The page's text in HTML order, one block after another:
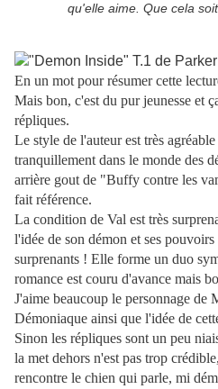
qu'elle aime. Que cela
En un mot pour résumer cette
Mais bon, c'est du pur jeunesse et
répliques.
Le style de l'auteur est très
tranquillement dans le monde des
arrière gout de "Buffy contre les
fait référence.
La condition de Val est très
l'idée de son démon et ses
surprenants ! Elle forme un duo
romance est couru d'avance mais
J'aime beaucoup le personnage
Démoniaque ainsi que l'idée de
Sinon les répliques sont un peu
la met dehors n'est pas trop
rencontre le chien qui parle, mi